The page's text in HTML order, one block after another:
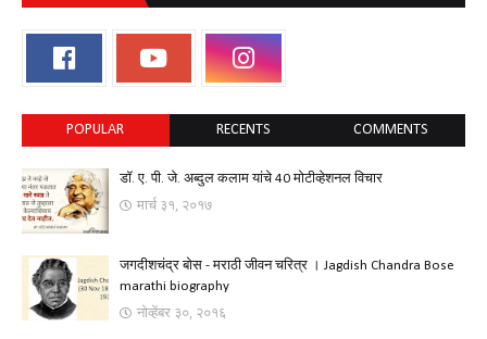
POPULAR RECENTS COMMENTS
डॉ. ए. पी. जे. अब्दुल कलाम यांचे 40 मोटीव्हेशनल विचार
मार्च ३१, २०१७
जगदीशचंद्र बोस - मराठी जीवन चरित्र । Jagdish Chandra Bose
marathi biography
नोव्हेंबर ३०, २०१६